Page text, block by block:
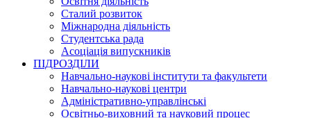
Сталий розвиток
Міжнародна діяльність
Студентська рада
Асоціація випускників
ПІДРОЗДІЛИ
Навчально-наукові інститути та факультети
Навчально-наукові центри
Адміністративно-управлінські
Освітньо-виховний та науковий процес